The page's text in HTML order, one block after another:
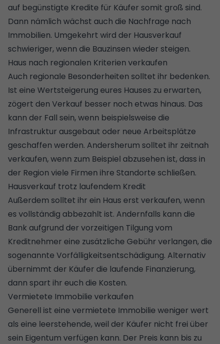
auf begünstigte Kredite für Käufer somit groß sind.
Dann nämlich wächst auch die Nachfrage nach
Immobilien. Umgekehrt wird der Hausverkauf
schwieriger, wenn die Bauzinsen wieder steigen.
Haus nach regionalen Kriterien verkaufen
Auch regionale Besonderheiten solltet ihr bedenken.
Ist eine Wertsteigerung eures Hauses zu erwarten,
zögert den Verkauf besser noch etwas hinaus. Das
kann der Fall sein, wenn beispielsweise die
Infrastruktur ausgebaut oder neue Arbeitsplätze
geschaffen werden. Andersherum solltet ihr zeitnah
verkaufen, wenn zum Beispiel abzusehen ist, dass in
der Region viele Firmen ihre Standorte schließen.
Hausverkauf trotz laufendem Kredit
Außerdem solltet ihr ein Haus erst verkaufen, wenn
es vollständig abbezahlt ist. Andernfalls kann die
Bank aufgrund der vorzeitigen Tilgung vom
Kreditnehmer eine zusätzliche Gebühr verlangen, die
sogenannte Vorfälligkeitsentschädigung. Alternativ
übernimmt der Käufer die laufende Finanzierung,
dann spart ihr euch die Kosten.
Vermietete Immobilie verkaufen
Generell ist eine vermietete Immobilie weniger wert
als eine leerstehende, weil der Käufer nicht frei über
sein Eigentum verfügen kann. Der Preis kann bis zu